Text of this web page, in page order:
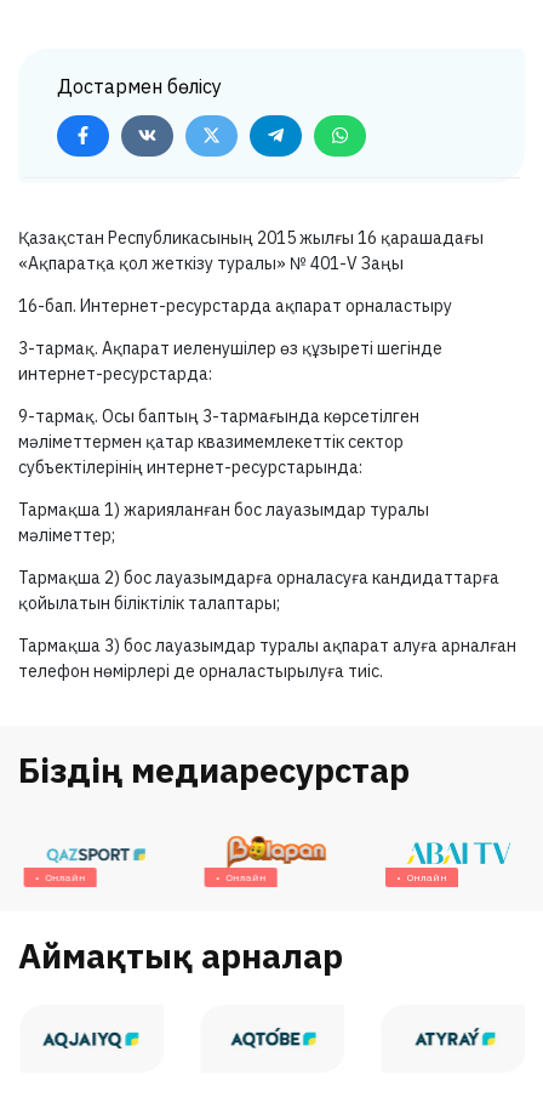
Достармен бөлісу
Қазақстан Республикасының 2015 жылғы 16 қарашадағы
«Ақпаратқа қол жеткізу туралы» № 401-V Заңы
16-бап. Интернет-ресурстарда ақпарат орналастыру
3-тармақ. Ақпарат иеленушілер өз құзыреті шегінде
интернет-ресурстарда:
9-тармақ. Осы баптың 3-тармағындакөрсетілген
мәліметтермен қатар квазимемлекеттік сектор
субъектілерінің интернет-ресурстарында:
Тармақша 1) жарияланған бос лауазымдар туралы
мәліметтер;
Тармақша 2) бос лауазымдарға орналасуға кандидаттарға
қойылатын біліктілік талаптары;
Тармақша 3) бос лауазымдар туралы ақпарат алуға арналған
телефон нөмірлері де орналастырылуға тиіс.
Біздің медиаресурстар
Онлайн Онлайн Онлайн
Аймақтық арналар